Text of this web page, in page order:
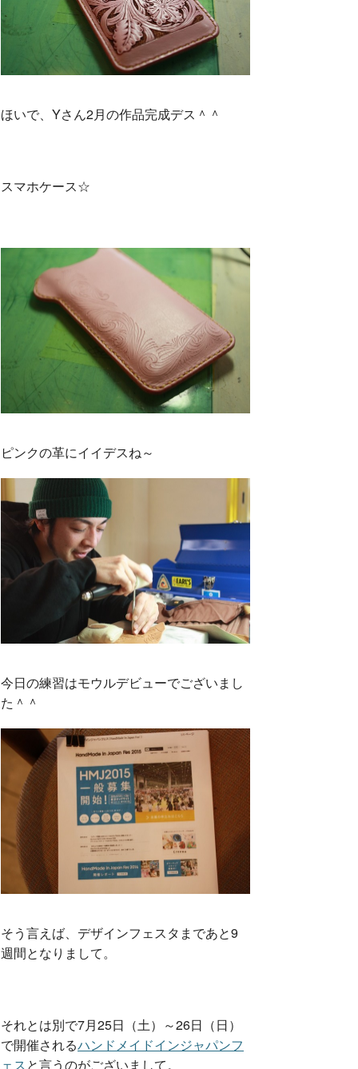
ほいで、Yさん2月の作品完成デス＾＾
スマホケース☆
ピンクの革にイイデスね～
今日の練習はモウルデビューでございまし
た＾＾
そう言えば、デザインフェスタまであと9
週間となりまして。
それとは別で7月25日（土）～26日（日）
で開催されるハンドメイドインジャパンフ
ェスと言うのがございまして。